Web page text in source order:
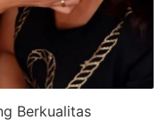
Berkualitas